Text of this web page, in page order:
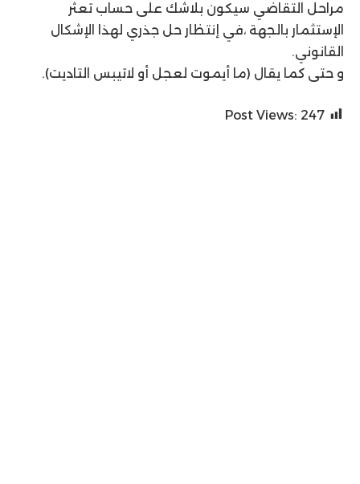
مراحل التقاضي سيكون بلاشك على حساب تعثر
الإستثمار بالجهة ،في إنتظار حل جذري لهذا الإشكال
القانوني.
و حتى كما يقال (ما أيموت لعجل أو لاتيبس التاديت).
Post Views: 247